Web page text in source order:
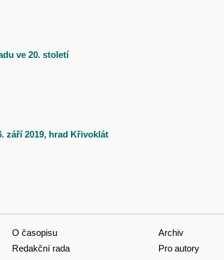
ve 20. století
září 2019, hrad Křivoklát
O časopisu
Redakční rada
Archiv
Pro autory